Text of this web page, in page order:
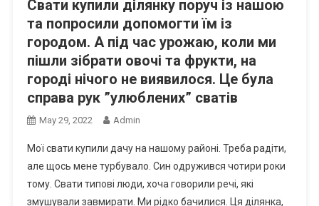
Свати купили ділянку поруч із нашою
та попросили допомогти їм із
городом. А під час урожаю, коли ми
пішли зібрати овочі та фрукти, на
городі нічого не виявилося. Це була
справа рук ”улюблених” сватів
May 29, 2022 Admin
Мої свати купили дачу на нашому районі. Треба радіти,
але щось мене турбувало. Син одружився чотири роки
тому. Свати типові люди, хоча говорили речі, які
змушували завмирати. Ми рідко бачилися. Ця ділянка,